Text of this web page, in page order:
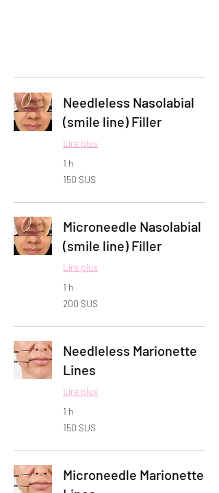
Needleless Nasolabial
(smile line) Filler
Lire plus
1 h
150
dollars
150 $US
Microneedle Nasolabial
(smile line) Filler
Lire plus
1 h
200
dollars
200 $US
Needleless Marionette
Lines
Lire plus
1 h
150
dollars
150 $US
Microneedle Marionette